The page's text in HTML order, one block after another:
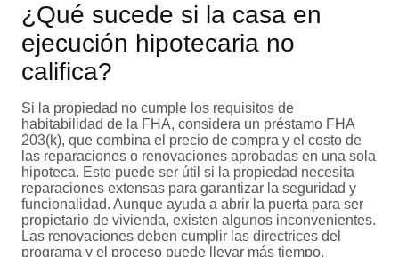
¿Qué sucede si la casa en
ejecución hipotecaria no
califica?
Si la propiedad no cumple los requisitos de
habitabilidad de la FHA, considera un préstamo FHA
203(k), que combina el precio de compra y el costo de
las reparaciones o renovaciones aprobadas en una sola
hipoteca. Esto puede ser útil si la propiedad necesita
reparaciones extensas para garantizar la seguridad y
funcionalidad. Aunque ayuda a abrir la puerta para ser
propietario de vivienda, existen algunos inconvenientes.
Las renovaciones deben cumplir las directrices del
programa y el proceso puede llevar más tiempo.